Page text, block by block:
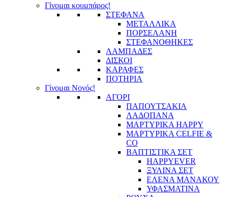
Γίνομαι κουμπάρος!
ΣΤΕΦΑΝΑ
ΜΕΤΑΛΛΙΚΑ
ΠΟΡΣΕΛΑΝΗ
ΣΤΕΦΑΝΟΘΗΚΕΣ
ΛΑΜΠΑΔΕΣ
ΔΙΣΚΟΙ
ΚΑΡΑΦΕΣ
ΠΟΤΗΡΙΑ
Γίνομαι Νονός!
ΑΓΟΡΙ
ΠΑΠΟΥΤΣΑΚΙΑ
ΛΑΔΟΠΑΝΑ
ΜΑΡΤΥΡΙΚΑ HAPPY
ΜΑΡΤΥΡΙΚΑ CELFIE &
CO
ΒΑΠΤΙΣΤΙΚΑ ΣΕΤ
HAPPYEVER
ΞΥΛΙΝΑ ΣΕΤ
ΕΛΕΝΑ ΜΑΝΑΚΟΥ
ΥΦΑΣΜΑΤΙΝΑ